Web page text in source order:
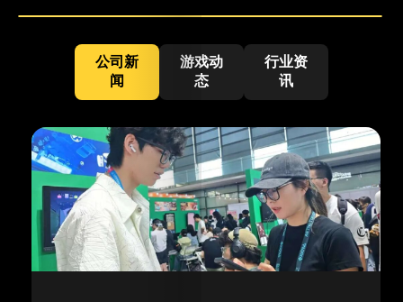
公司新
闻
游戏动
态
行业资
讯